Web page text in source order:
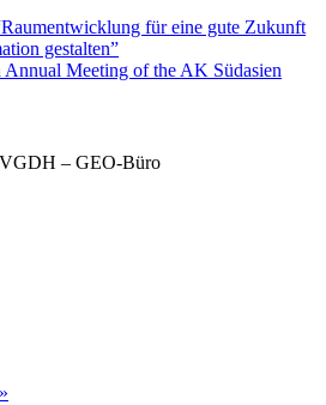
für eine gute Zukunft
gestalten”
Annual Meeting of the AK Südasien
VGDH – GEO-Büro